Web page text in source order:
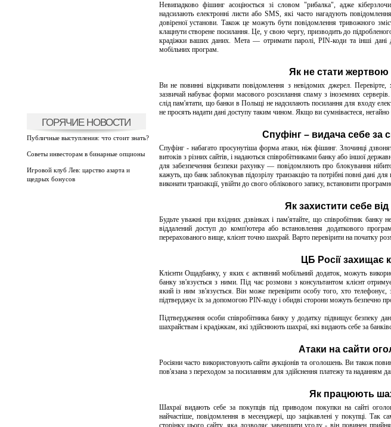
ГОРЯЧИЕ НОВОСТИ
Публичные выступления: что стоит знать?
Советы инвесторам в бинарные опционы
Игровой клуб Лев: царство азарта и
щедрых бонусов
Невипадково фішинг асоціюється зі словом "рибалка", адже
надсилають електронні листи або SMS, які часто нагадують
довіреної установи. Також це можуть бути повідомлення тривожного
клацнути створене посилання. Це, у свою чергу, призводить до
крадіжки ваших даних. Мета — отримати паролі, PIN-коди та інші дані
мобільних програм.
Як не стати жертвою
Ви не повинні відкривати повідомлення з невідомих джерел.
зазвичай набуває форми масового розсилання спаму з іноземних
слід пам'ятати, що банки в Польщі не надсилають посилання для входу
не просять надати дані доступу таким чином. Якщо ви сумніваєтеся,
Спуфінг – видача себе за
Спуфінг - набагато просунутіша форма атаки, ніж фішинг. Злочинці
витоків з різних сайтів, і надаються співробітниками банку або іншої
для забезпечення безпеки рахунку — повідомляють про блокування
кажуть, що банк заблокував підозрілу транзакцію та потрібні повні дані
виконати транзакції, увійти до свого облікового запису, встановити
Як захистити себе
Будьте уважні при вхідних дзвінках і пам'ятайте, що співробітник
віддалений доступ до комп'ютера або встановлення додаткового
перерахованого вище, клієнт точно шахрай. Варто перевірити на початку
ЦБ Росії захищає
Клієнти Ощадбанку, у яких є активний мобільний додаток, можуть
банку зв'язується з ними. Під час розмови з консультантом клієнт
який із ним зв'язується. Він може перевірити особу того, хто
підтверджує їх за допомогою PIN-коду і обидві сторони можуть безпечно
Підтвердження особи співробітника банку у додатку підвищує безпеку
шахрайствам і крадіжкам, які здійснюють шахраї, які видають себе за
Атаки на сайти
Росіяни часто використовують сайти аукціонів та оголошень. Ви також
пов'язана з переходом за посиланням для здійснення платежу та наданням
Як працюють
Шахраї видають себе за покупців під приводом покупки на сайті
найчастіше, повідомлення в месенджері, що зацікавлені у покупці. Так
сторінку цього сайту, яка дозволяє завершити угоду - він повинен